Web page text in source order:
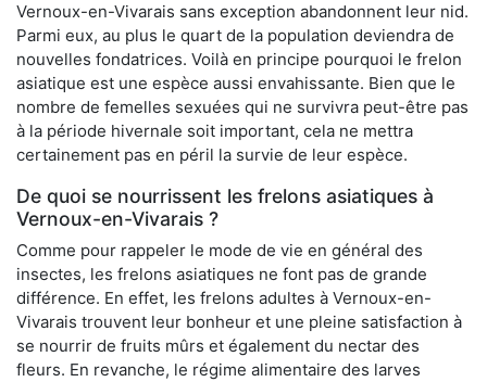
Vernoux-en-Vivarais sans exception abandonnent leur nid.
Parmi eux, au plus le quart de la population deviendra de
nouvelles fondatrices. Voilà en principe pourquoi le frelon
asiatique est une espèce aussi envahissante. Bien que le
nombre de femelles sexuées qui ne survivra peut-être pas
à la période hivernale soit important, cela ne mettra
certainement pas en péril la survie de leur espèce.
De quoi se nourrissent les frelons asiatiques à
Vernoux-en-Vivarais ?
Comme pour rappeler le mode de vie en général des
insectes, les frelons asiatiques ne font pas de grande
différence. En effet, les frelons adultes à Vernoux-en-
Vivarais trouvent leur bonheur et une pleine satisfaction à
se nourrir de fruits mûrs et également du nectar des
fleurs. En revanche, le régime alimentaire des larves